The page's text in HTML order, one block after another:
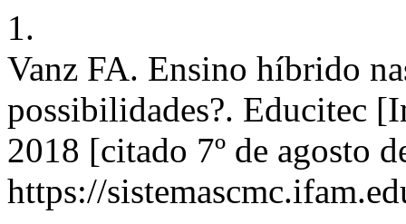
1.
Vanz FA. Ensino híbrido
possibilidades?. Educitec
2018 [citado 7º de agosto
https://